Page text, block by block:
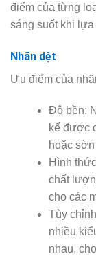
điểm của từng
sáng suốt khi
Nhãn dệt
Ưu điểm của
Độ bền:
kế được
hoặc
Hình
chất
cho các
Tùy
nhiều
nhau,